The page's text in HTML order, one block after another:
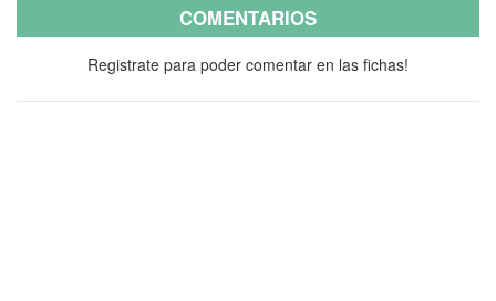
COMENTARIOS
Registrate para poder comentar en las fichas!